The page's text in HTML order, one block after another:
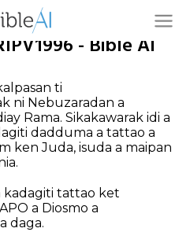
- Bible AI
ti
ni Nebuzaradan a
Rama. Sikakawarak idi a
dadduma a tattao a
ken Juda, isuda a maipan
kadagiti tattao ket
a Diosmo a
daga.